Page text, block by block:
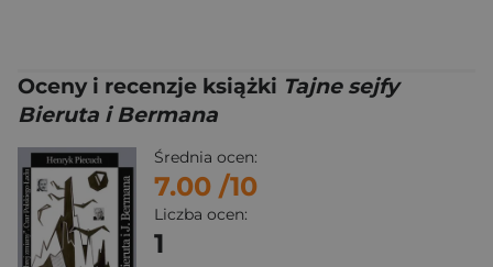
Oceny i recenzje książki Tajne sejfy
Bieruta i Bermana
Średnia ocen:
7.00 /10
Liczba ocen:
1